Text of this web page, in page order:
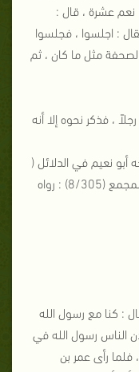
عشرة ، قال :
: اجلسوا ، فجلسوا
مثل ما كان ، ثم
، فذكر نحوه إلا أنه
(22/90) رقم (216) وأخرجه أبو نعيم في الدلائل (
422،421)رقم (328) وقال الهيثمي في المجمع (8/305) : رواه
: كنا مع رسول الله
الناس رسول الله في
فلما رأى عمر بن